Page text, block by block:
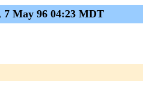
7 May 96 04:23 MDT